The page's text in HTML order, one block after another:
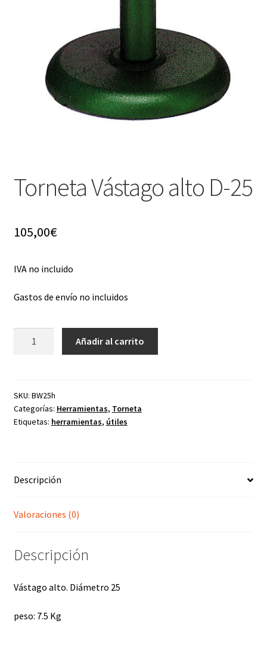
Torneta Vástago alto D-25
105,00€
IVA no incluido
Gastos de envío no incluidos
25
cantidad
Añadir al carrito
SKU: BW25h
Categorías: Herramientas, Torneta
Etiquetas: herramientas, útiles
Descripción
Valoraciones (0)
Descripción
Vástago alto. Diámetro 25
peso: 7.5 Kg